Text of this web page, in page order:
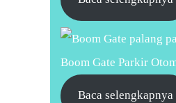
Boom Gate Parkir
Baca selengkapnya